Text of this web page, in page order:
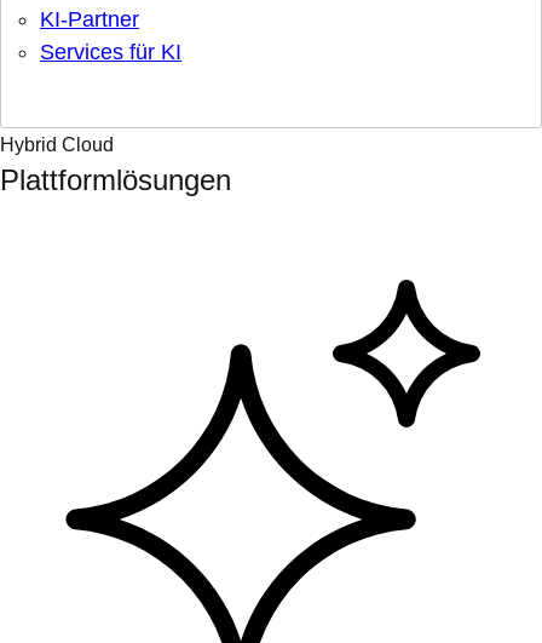
KI-Partner
Services für KI
Hybrid Cloud
Plattformlösungen